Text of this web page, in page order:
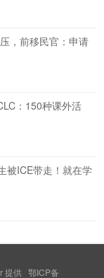
，前移民官：申请
：150种课外活
被ICE带走！就在学
提供 鄂ICP备